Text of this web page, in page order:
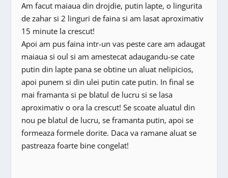
Am facut maiaua din drojdie, putin lapte, o lingurita
de zahar si 2 linguri de faina si am lasat aproximativ
15 minute la crescut!
Apoi am pus faina intr-un vas peste care am adaugat
maiaua si oul si am amestecat adaugandu-se cate
putin din lapte pana se obtine un aluat nelipicios,
apoi punem si din ulei putin cate putin. In final se
mai framanta si pe blatul de lucru si se lasa
aproximativ o ora la crescut! Se scoate aluatul din
nou pe blatul de lucru, se framanta putin, apoi se
formeaza formele dorite. Daca va ramane aluat se
pastreaza foarte bine congelat!